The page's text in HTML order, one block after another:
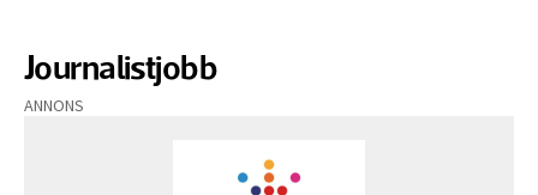
Journalistjobb
ANNONS